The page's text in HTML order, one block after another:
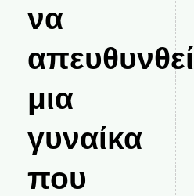
να
απευθυνθεί
μια
γυναίκα
που